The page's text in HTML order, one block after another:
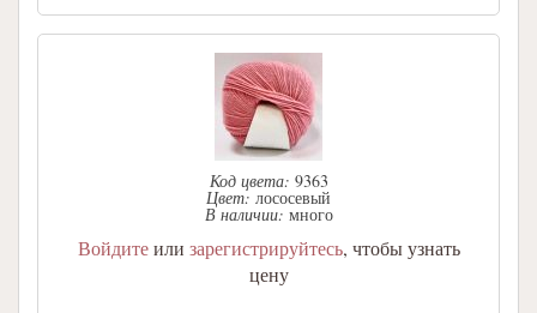
Код цвета: 9363
Цвет: лососевый
В наличии: много
Войдитеили зарегистрируйтесь, чтобы узнать
цену